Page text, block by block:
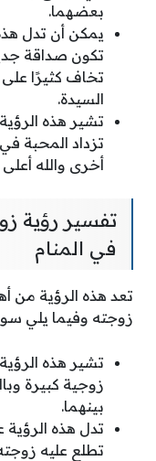
بعضهما.
يمكن أن تدل
تكون صداقة
تخاف كثيرًا
السيدة.
تشير هذه
تزداد المحبة
أخرى والله أعلى
تفسير رؤية
في المنام
تعد هذه الرؤية من
زوجته وفيما يلي
تشير هذه
زوجية كبيرة
بينهما.
تدل هذه الرؤية
تطلع عليه